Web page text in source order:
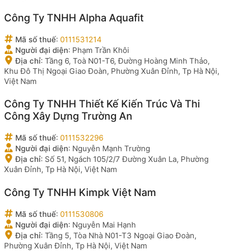
Công Ty TNHH Alpha Aquafit
Mã số thuế: 0111531214
Người đại diện: Phạm Trần Khôi
Địa chỉ: Tầng 6, Toà N01-T6, Đường Hoàng Minh Thảo,
Khu Đô Thị Ngoại Giao Đoàn, Phường Xuân Đỉnh, Tp Hà Nội,
Việt Nam
Công Ty TNHH Thiết Kế Kiến Trúc Và Thi
Công Xây Dựng Trường An
Mã số thuế: 0111532296
Người đại diện: Nguyễn Mạnh Trường
Địa chỉ: Số 51, Ngách 105/2/7 Đường Xuân La, Phường
Xuân Đỉnh, Tp Hà Nội, Việt Nam
Công Ty TNHH Kimpk Việt Nam
Mã số thuế: 0111530806
Người đại diện: Nguyễn Mai Hạnh
Địa chỉ: Tầng 5, Tòa Nhà N01-T3 Ngoại Giao Đoàn,
Phường Xuân Đỉnh, Tp Hà Nội, Việt Nam